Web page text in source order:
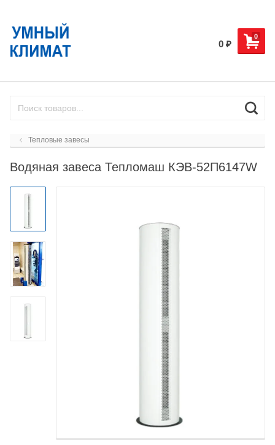
0
0 ₽
Тепловые завесы
Водяная завеса Тепломаш КЭВ-52П6147W